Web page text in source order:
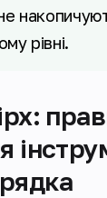
рівні.